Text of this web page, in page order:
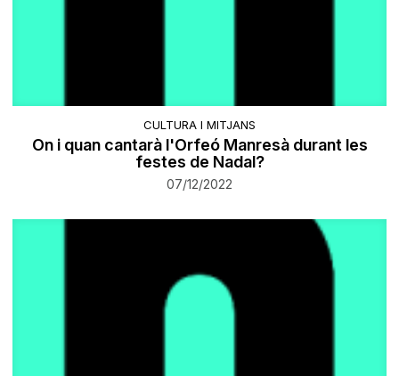
CULTURA I MITJANS
On i quan cantarà l'Orfeó Manresà durant les
festes de Nadal?
07/12/2022